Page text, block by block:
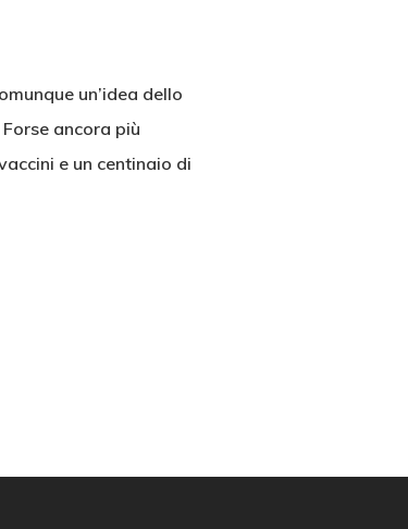
un’idea dello
ancora più
e un centinaio di